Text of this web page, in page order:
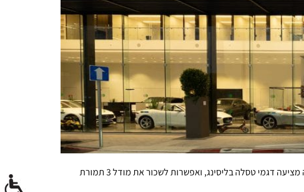
חברת הטריד אין Buy&Drive חנכה מרכז חדש בנתניה, ובו תציע שירותי רכישה מתקדמים תחת קורת גג אחת. הגימיק: החברה מציעה דגמי טסלה בליסינג, ואפשרות לשכור את מודל 3 תמורת